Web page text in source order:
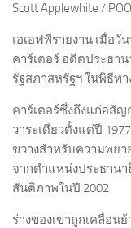
Scott Applewhite /
เอเอฟพีรายงาน เมื่อวั
คาร์เตอร์ อดีตประธา
รัฐสภาสหรัฐฯ ในพิธีท
คาร์เตอร์ซึ่งถึงแก่อสัญ
วาระเดียวตั้งแต่ปี
ขวางสำหรับความพย
จากตำแหน่งประธาน
สันติภาพในปี 2002
ร่างของเขาถูกเคลื่อน